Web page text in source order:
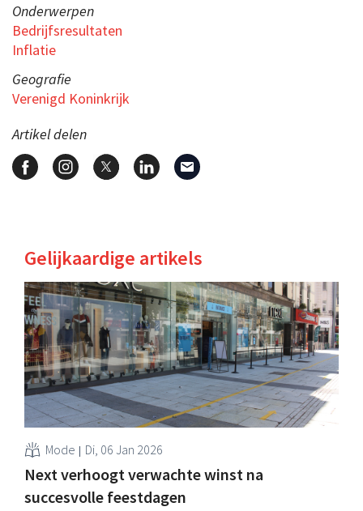
Onderwerpen
Bedrijfsresultaten
Inflatie
Geografie
Verenigd Koninkrijk
Artikel delen
Gelijkaardige artikels
Mode Di, 06 Jan 2026
Next verhoogt verwachte winst na
succesvolle feestdagen